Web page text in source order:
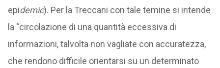
epidemic). Per la Treccani con tale temine si intende
la “circolazione di una quantità eccessiva di
informazioni, talvolta non vagliate con accuratezza,
che rendono difficile orientarsi su un determinato